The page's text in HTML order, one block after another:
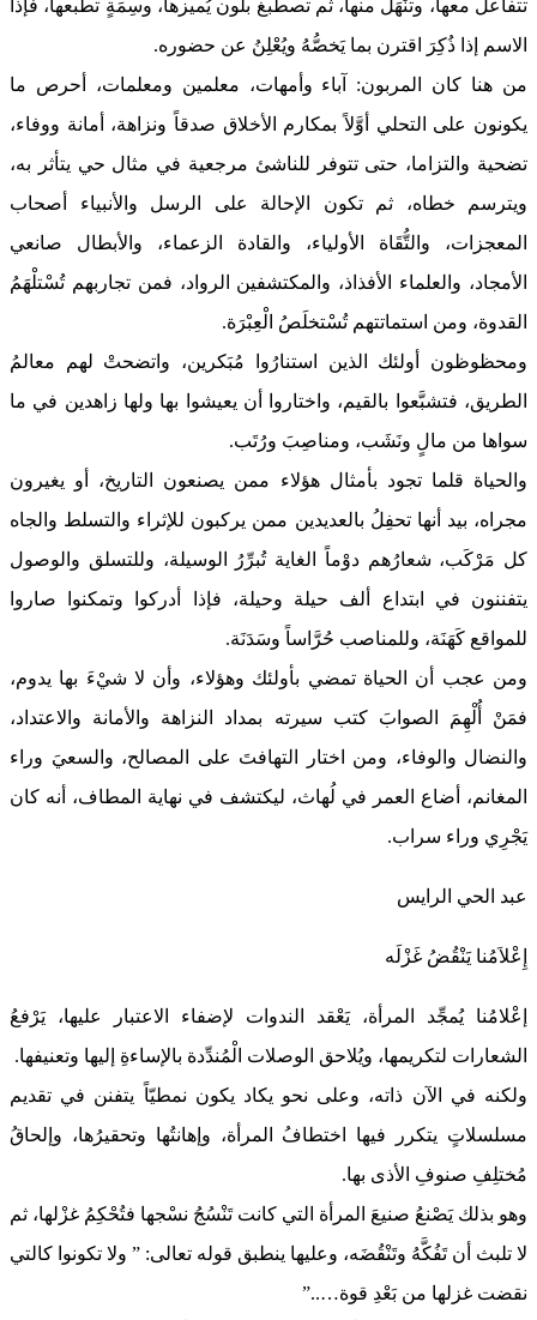
تتفاعل معها، وتنْهَلُ منها، ثم تصطبغ بلون يُميزها، وسِمَةٍ تطبعها، فإذا
الاسم إذا ذُكِرَ اقترن بما يَخصُّهُ ويُعْلِنُ عن حضوره.
من هنا كان المربون: آباء وأمهات، معلمين ومعلمات، أحرص ما
يكونون على التحلي أوَّلاً بمكارم الأخلاق صدقاً ونزاهة، أمانة ووفاء،
تضحية والتزاما، حتى تتوفر للناشئ مرجعية في مثال حي يتأثر به،
ويترسم خطاه، ثم تكون الإحالة على الرسل والأنبياء أصحاب
المعجزات، والتُّقَاة الأولياء، والقادة الزعماء، والأبطال صانعي
الأمجاد، والعلماء الأفذاذ، والمكتشفين الرواد، فمن تجاربهم تُسْتلْهَمُ
القدوة، ومن استماتتهم تُسْتخلَصُ الْعِبْرَة.
ومحظوظون أولئك الذين استنارُوا مُبَكرين، واتضحتْ لهم معالمُ
الطريق، فتشبَّعوا بالقيم، واختاروا أن يعيشوا بها ولها زاهدين في ما
سواها من مالٍ ونَشَب، ومناصِبَ ورُتَب.
والحياة قلما تجود بأمثال هؤلاء ممن يصنعون التاريخ، أو يغيرون
مجراه، بيد أنها تحفِلُ بالعديدين ممن يركبون للإثراء والتسلط والجاه
كل مَرْكَب، شعارُهم دوْماً الغاية تُبرِّرُ الوسيلة، وللتسلق والوصول
يتفننون في ابتداع ألف حيلة وحيلة، فإذا أدركوا وتمكنوا صاروا
للمواقع كَهَنَة، وللمناصب حُرَّاساً وسَدَنَة.
ومن عجب أن الحياة تمضي بأولئك وهؤلاء، وأن لا شيْءَ بها يدوم،
فمَنْ أُلْهِمَ الصوابَ كتب سيرته بمداد النزاهة والأمانة والاعتداد،
والنضال والوفاء، ومن اختار التهافتَ على المصالح، والسعيَ وراء
المغانم، أضاع العمر في لُهاث، ليكتشف في نهاية المطاف، أنه كان
يَجْرِي وراء سراب.
عبد الحي الرايس
إِعْلاَمُنا يَنْقُضُ غَزْلَه
إعْلامُنا يُمجِّد المرأة، يَعْقد الندوات لإضفاء الاعتبار عليها، يَرْفعُ
الشعارات لتكريمها، ويُلاحق الوصلات الْمُندِّدة بالإساءةِ إليها وتعنيفها.
ولكنه في الآن ذاته، وعلى نحو يكاد يكون نمطيّاً يتفنن في تقديم
مسلسلاتٍ يتكرر فيها اختطافُ المرأة، وإهانتُها وتحقيرُها، وإلحاقُ
مُختلِفِ صنوفِ الأذى بها.
وهو بذلك يَصْنعُ صنيعَ المرأة التي كانت تَنْسُجُ نسْجها فتُحْكِمُ غزْلها، ثم
لا تلبث أن تَفُكَّهُ وتَنْقُضَه، وعليها ينطبق قوله تعالى: ” ولا تكونوا كالتي
نقضت غزلها من بَعْدِ قوة…..”